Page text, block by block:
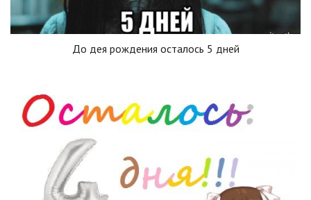
До дея рождения осталось 5 дней